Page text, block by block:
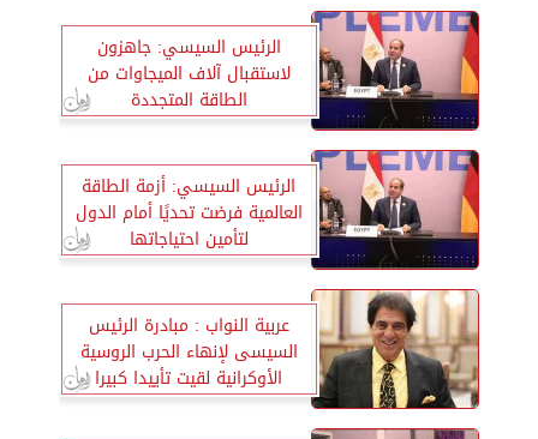
الرئيس السيسي: جاهزون
لاستقبال آلاف الميجاوات من
الطاقة المتجددة
الرئيس السيسي: أزمة الطاقة
العالمية فرضت تحديًا أمام الدول
لتأمين احتياجاتها
عربية النواب : مبادرة الرئيس
السيسى لإنهاء الحرب الروسية
الأوكرانية لقيت تأييدا كبيرا